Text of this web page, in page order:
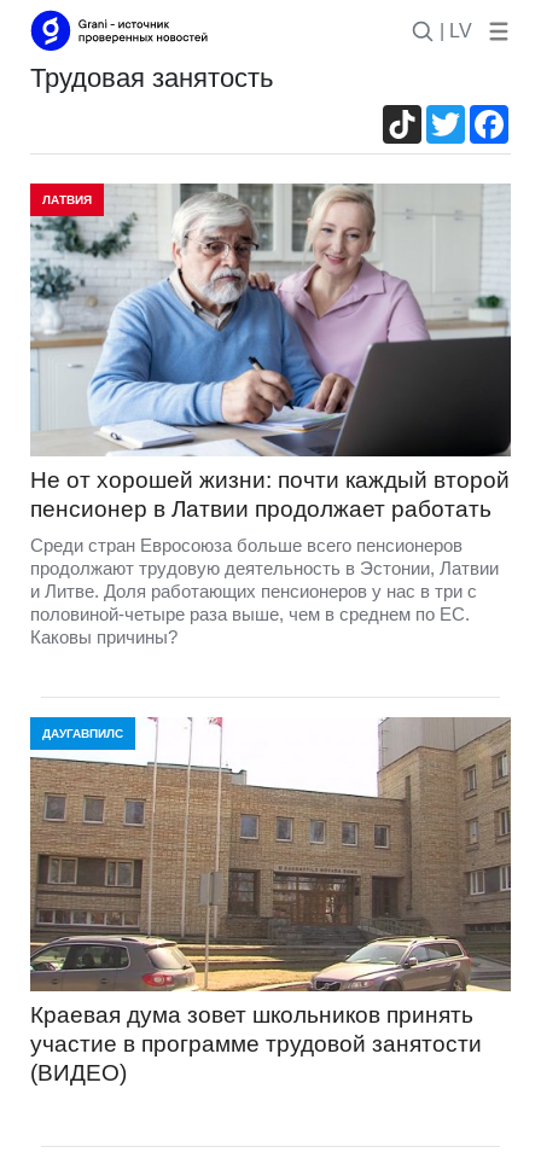
| LV
трудовая занятость
TikTokTwitter
ЛАТВИЯ
Не от хорошей жизни: почти каждый второй
пенсионер в Латвии продолжает работать
Среди стран Евросоюза больше всего пенсионеров
продолжают трудовую деятельность в Эстонии, Латвии
и Литве. Доля работающих пенсионеров у нас в три с
половиной-четыре раза выше, чем в среднем по ЕС.
Каковы причины?
ДАУГАВПИЛС
Краевая дума зовет школьников принять
участие в программе трудовой занятости
(ВИДЕО)